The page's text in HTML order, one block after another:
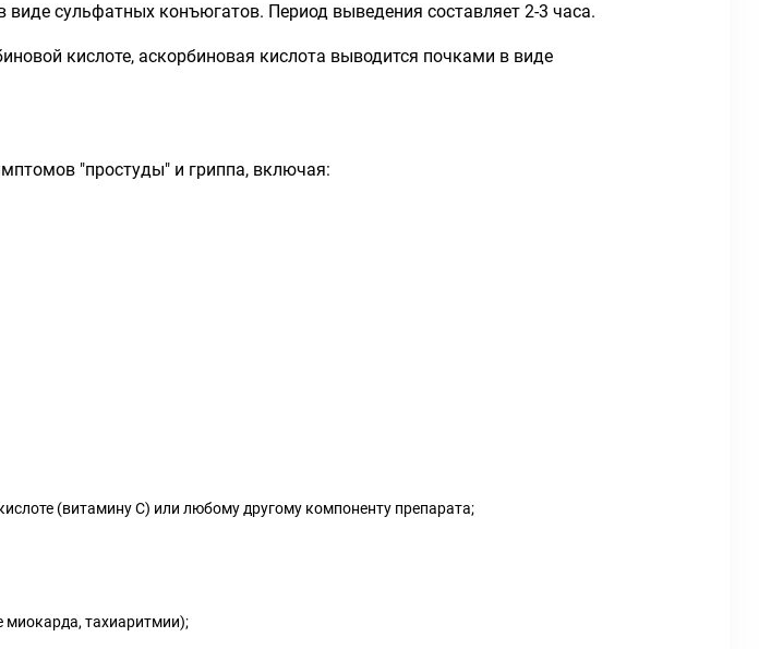
сульфатных конъюгатов. Период выведения составляет 2-3 часа.
кислоте, аскорбиновая кислота выводится почками в виде
"простуды" и гриппа, включая:
(витамину С) или любому другому компоненту препарата;
миокарда, тахиаритмии);